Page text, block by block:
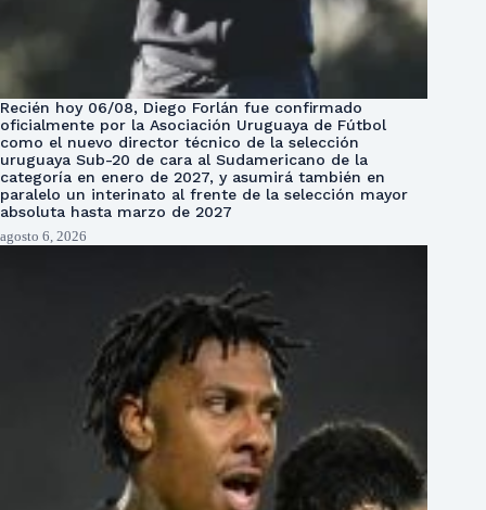
Recién hoy 06/08, Diego Forlán fue confirmado
oficialmente por la Asociación Uruguaya de Fútbol
como el nuevo director técnico de la selección
uruguaya Sub-20 de cara al Sudamericano de la
categoría en enero de 2027, y asumirá también en
paralelo un interinato al frente de la selección mayor
absoluta hasta marzo de 2027
agosto 6, 2026